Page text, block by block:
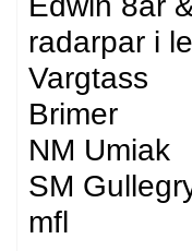
radarpar i
Vargtass
Brimer
NM Umiak
SM
mfl